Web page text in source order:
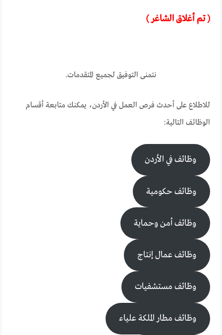
( تـم أغلاق الشاغر )
نتمنى التوفيق لجميع المتقدمات.
للاطلاع على أحدث فرص العمل في الأردن، يمكنك متابعة أقسام
الوظائف التالية:
وظائف في الأردن
وظائف حكومية
وظائف أمن وحماية
وظائف عمال إنتاج
وظائف مستشفيات
وظائف مطار الملكة علياء